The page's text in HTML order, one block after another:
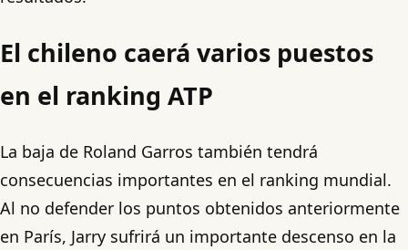
El chileno caerá varios puestos
en el ranking ATP
La baja de Roland Garros también tendrá
consecuencias importantes en el ranking mundial.
Al no defender los puntos obtenidos anteriormente
en París, Jarry sufrirá un importante descenso en la